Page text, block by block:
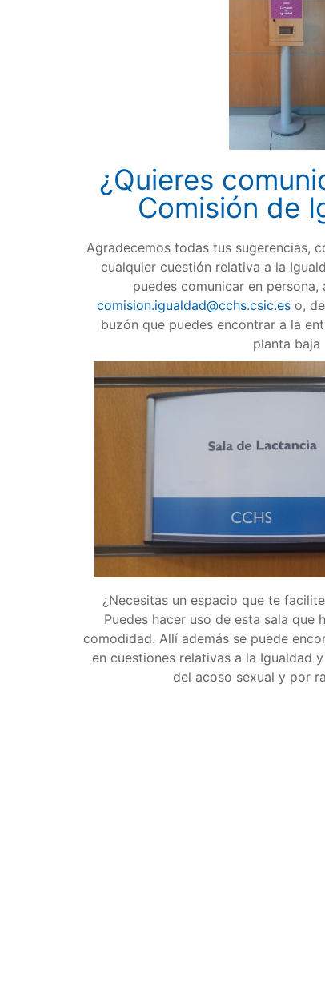
¿Quieres
Comisión de
Agradecemos todas tus sugerencias,
cualquier cuestión relativa a la
puedes comunicar en persona,
comision.igualdad@cchs.csic.eso, de
buzón que puedes encontrar a la
planta baja
¿Necesitas un espacio que te
Puedes hacer uso de esta sala que
comodidad. Allí además se puede
en cuestiones relativas a la Igualdad
del acoso sexual y por